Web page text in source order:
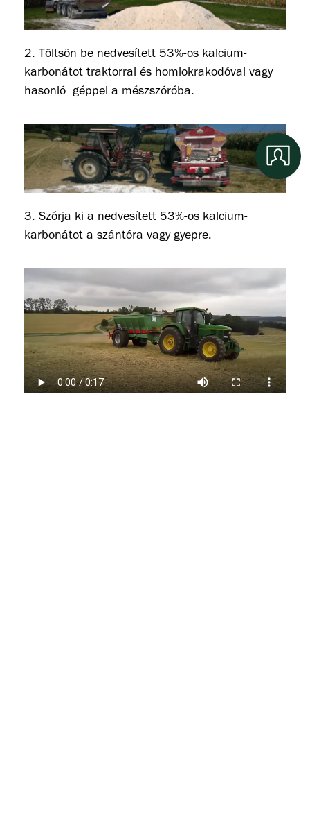
2. Töltsön be nedvesített 53%-os kalcium-
karbonátot traktorral és homlokrakodóval vagy
hasonló géppel a mészszóróba.
3. Szórja ki a nedvesített 53%-os kalcium-
karbonátot a szántóra vagy gyepre.